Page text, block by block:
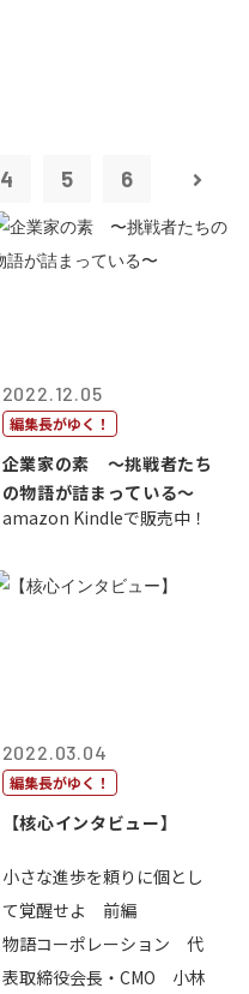
4 5 6
2022.12.05
編集長がゆく！
企業家の素 〜挑戦者たち
の物語が詰まっている〜
amazon Kindleで販売中！
2022.03.04
編集長がゆく！
【核心インタビュー】
小さな進歩を頼りに個とし
て覚醒せよ 前編
物語コーポレーション 代
表取締役会長・CMO 小林